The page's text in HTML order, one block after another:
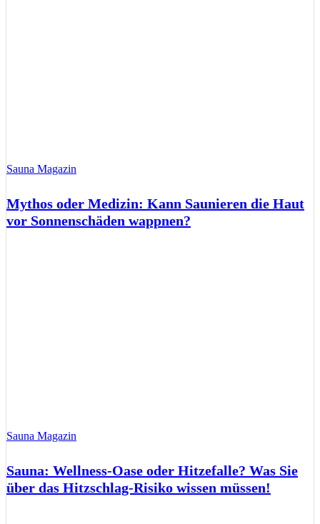
Sauna Magazin
Mythos oder Medizin: Kann Saunieren die Haut
vor Sonnenschäden wappnen?
Sauna Magazin
Sauna: Wellness-Oase oder Hitzefalle? Was Sie
über das Hitzschlag-Risiko wissen müssen!